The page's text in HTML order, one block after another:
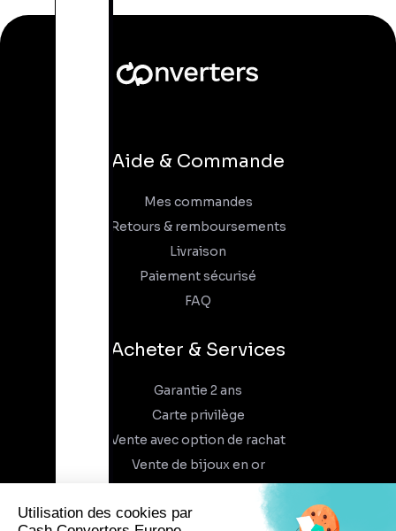
Aide & Commande
Mes commandes
Retours & remboursements
Livraison
Paiement sécurisé
FAQ
Acheter & Services
Garantie 2 ans
Carte privilège
Vente avec option de rachat
Vente de bijoux en or